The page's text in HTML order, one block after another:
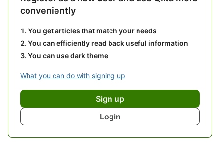
conveniently
You get articles that match your needs
You can efficiently read back useful information
You can use dark theme
What you can do with signing up
Sign up
Login